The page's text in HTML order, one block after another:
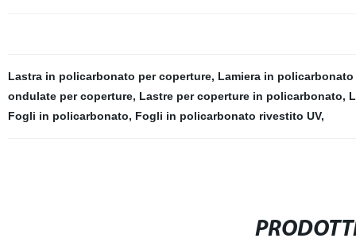
Lastra in policarbonato per coperture, Lamiera in policarbonato
ondulate per coperture, Lastre per coperture in policarbonato,
Fogli in policarbonato, Fogli in policarbonato rivestito UV,